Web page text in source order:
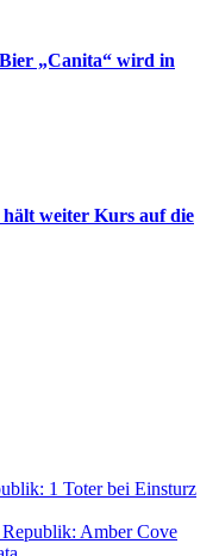
„Canita“ wird in
weiter Kurs auf die
1 Toter bei Einsturz
Amber Cove